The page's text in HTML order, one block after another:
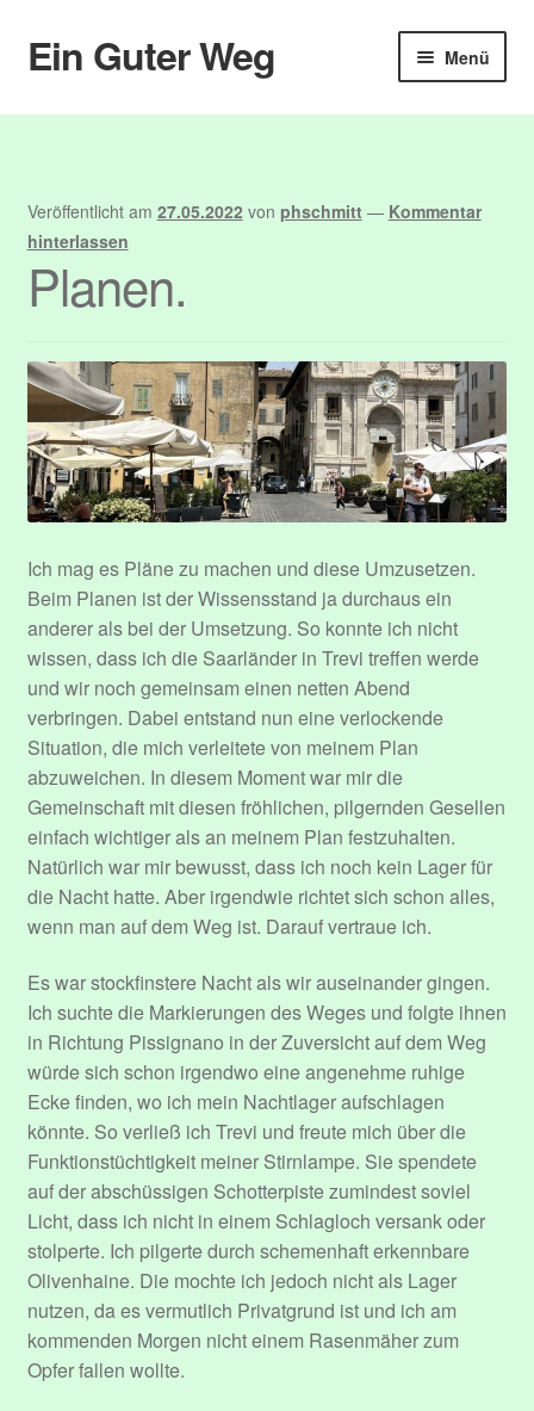
Zur
Navigation
Zum
Inhalt
Ein Guter Weg Menü
Start
Anmelden
Benutzer
Blog
Booking
Booking Details
Datenschutzerklärung
Event Organizers
Event Types
Events
Impressum
Konto
Login
Mitglieder
Passwort zurücksetzen
Performers
Register
Registrieren
Registrieren
Dein Abonnement.
Veröffentlicht am 27.05.2022 von phschmitt — Kommentar
hinterlassen
Planen.
Ich mag es Pläne zu machen und diese Umzusetzen.
Beim Planen ist der Wissensstand ja durchaus ein
anderer als bei der Umsetzung. So konnte ich nicht
wissen, dass ich die Saarländer in Trevi treffen werde
und wir noch gemeinsam einen netten Abend
verbringen. Dabei entstand nun eine verlockende
Situation, die mich verleitete von meinem Plan
abzuweichen. In diesem Moment war mir die
Gemeinschaft mit diesen fröhlichen, pilgernden Gesellen
einfach wichtiger als an meinem Plan festzuhalten.
Natürlich war mir bewusst, dass ich noch kein Lager für
die Nacht hatte. Aber irgendwie richtet sich schon alles,
wenn man auf dem Weg ist. Darauf vertraue ich.
Es war stockfinstere Nacht als wir auseinander gingen.
Ich suchte die Markierungen des Weges und folgte ihnen
in Richtung Pissignano in der Zuversicht auf dem Weg
würde sich schon irgendwo eine angenehme ruhige
Ecke finden, wo ich mein Nachtlager aufschlagen
könnte. So verließ ich Trevi und freute mich über die
Funktionstüchtigkeit meiner Stirnlampe. Sie spendete
auf der abschüssigen Schotterpiste zumindest soviel
Licht, dass ich nicht in einem Schlagloch versank oder
stolperte. Ich pilgerte durch schemenhaft erkennbare
Olivenhaine. Die mochte ich jedoch nicht als Lager
nutzen, da es vermutlich Privatgrund ist und ich am
kommenden Morgen nicht einem Rasenmäher zum
Opfer fallen wollte.